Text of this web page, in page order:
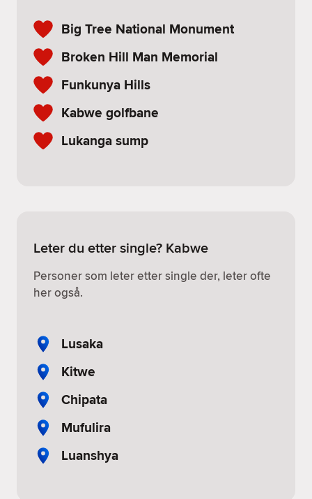
Big Tree National Monument
Broken Hill Man Memorial
Funkunya Hills
Kabwe golfbane
Lukanga sump
Leter du etter single? Kabwe
Personer som leter etter single der, leter ofte
her også.
Lusaka
Kitwe
Chipata
Mufulira
Luanshya